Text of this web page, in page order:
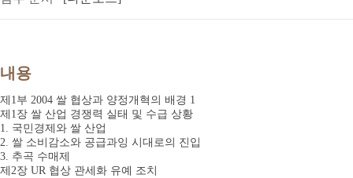
내용
제1부 2004 쌀 협상과 양정개혁의 배경 1
제1장 쌀 산업 경쟁력 실태 및 수급 상황
1. 국민경제와 쌀 산업
2. 쌀 소비감소와 공급과잉 시대로의 진입
3. 추곡 수매제
제2장 UR 협상 관세화 유예 조치